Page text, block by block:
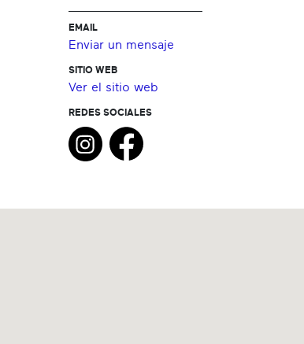
EMAIL
Enviar un mensaje
SITIO WEB
Ver el sitio web
REDES SOCIALES